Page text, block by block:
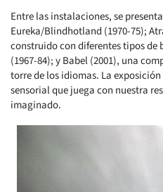
Entre las instalaciones, se
Eureka/Blindhotland (1970-75);
construido con diferentes tipos de
(1967-84); y Babel (2001), una
torre de los idiomas. La
sensorial que juega con nuestra
imaginado.